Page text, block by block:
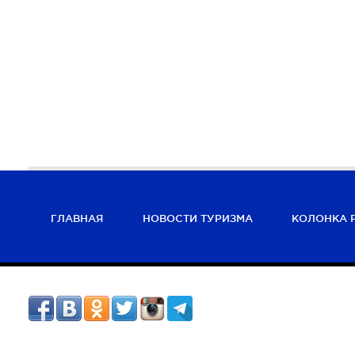
ГЛАВНАЯ НОВОСТИ ТУРИЗМА КОЛОНКА